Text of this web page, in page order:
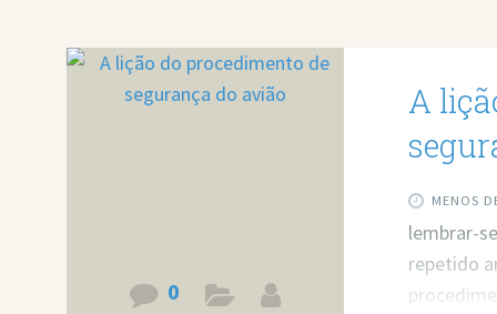
0
A
MENOS
lembrar-
repetido